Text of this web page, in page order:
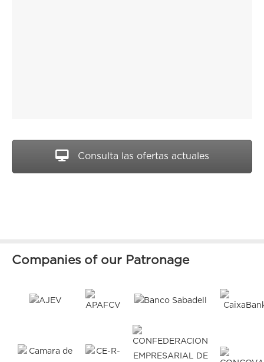
Consulta las ofertas actuales
Companies of our Patronage